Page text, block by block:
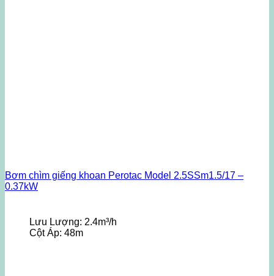
Bơm chìm giếng khoan Perotac Model 2.5SSm1.5/17 –
0.37kW
Lưu Lượng: 2.4m³/h
Cột Áp: 48m